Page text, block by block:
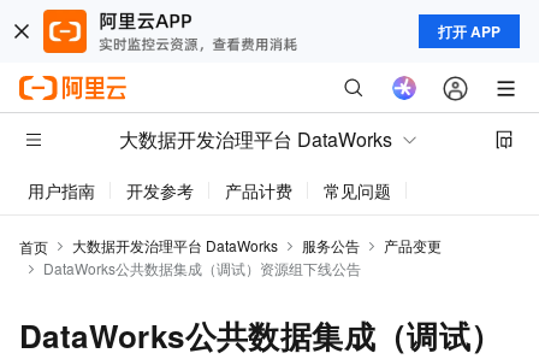
打开 APP
大数据开发治理平台 DataWorks
用户指南 开发参考 产品计费 常见问题
首页 大数据开发治理平台 DataWorks 服务公告
产品变更
DataWorks公共数据集成（调试）资源组下线公告
DataWorks公共数据集成（调试）